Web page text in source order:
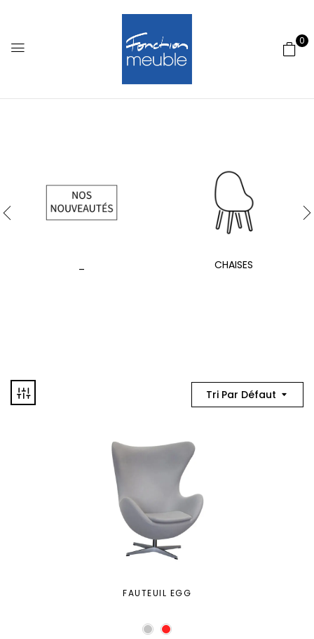
0
CHAISES
Tri Par Défaut
FAUTEUIL EGG